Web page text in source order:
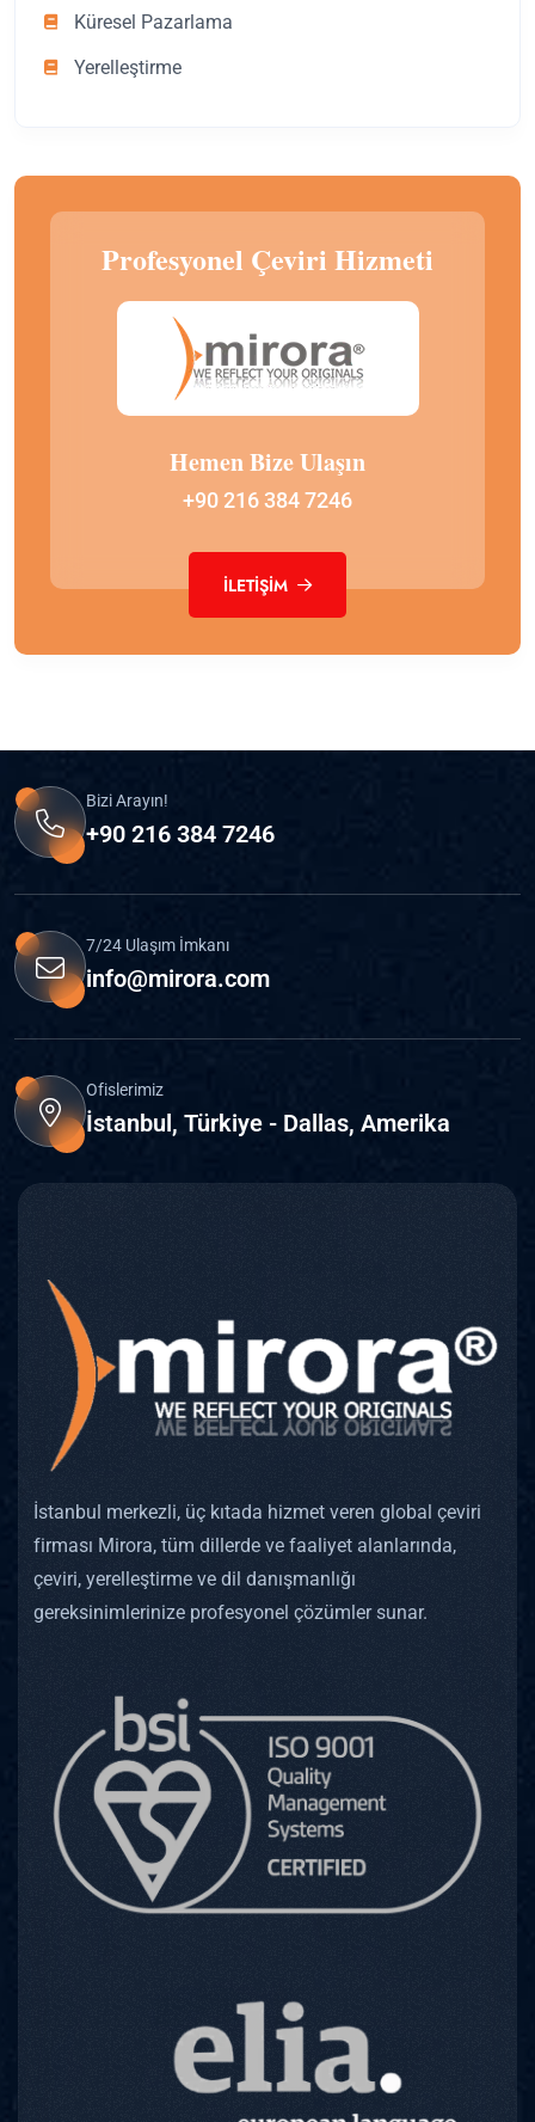
Küresel Pazarlama
Yerelleştirme
Profesyonel Çeviri Hizmeti
Hemen Bize Ulaşın
+90 216 384 7246
İLETIŞIM
Bizi Arayın!
+90 216 384 7246
7/24 Ulaşım İmkanı
info@mirora.com
Ofislerimiz
İstanbul, Türkiye - Dallas, Amerika
İstanbul merkezli, üç kıtada hizmet veren global çeviri
firması Mirora, tüm dillerde ve faaliyet alanlarında,
çeviri, yerelleştirme ve dil danışmanlığı
gereksinimlerinize profesyonel çözümler sunar.